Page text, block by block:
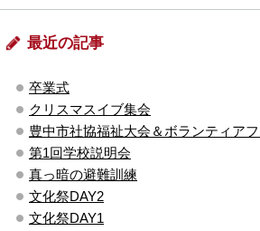
最近の記事
卒業式
クリスマスイブ集会
豊中市社協福祉大会＆ボランティア
第1回学校説明会
真っ暗の避難訓練
文化祭DAY2
文化祭DAY1